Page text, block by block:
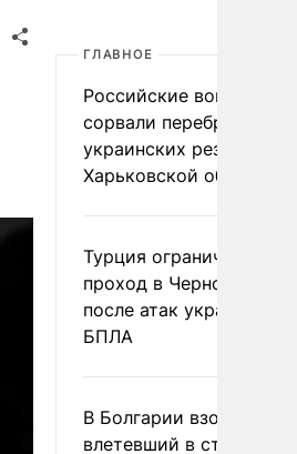
ГЛАВНОЕ
Российские войска
сорвали переброску
украинских резервов в
Харьковской области
Турция ограничила
проход в Черное море
после атак украинских
БПЛА
В Болгарии взорвался
влетевший в страну из